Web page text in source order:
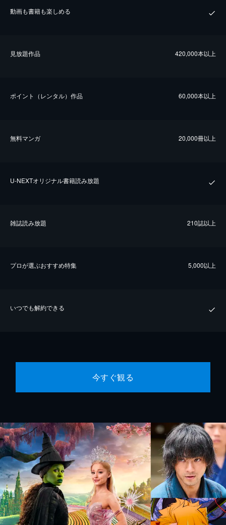
動画も書籍も楽しめる
⾒放題作品 420,000本以上
ポイント（レンタル）作品 60,000本以上
無料マンガ 20,000冊以上
U-NEXTオリジナル書籍読み放題
雑誌読み放題 210誌以上
プロが選ぶおすすめ特集 5,000以上
いつでも解約できる
今すぐ観る